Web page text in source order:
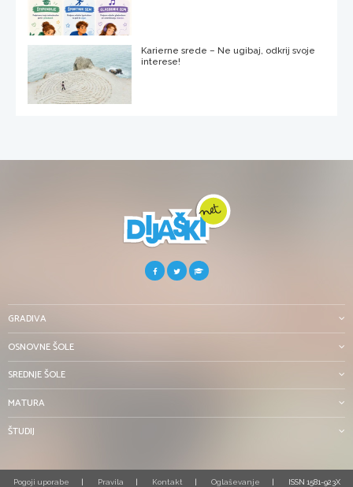
Karierne srede – Ne ugibaj, odkrij svoje
interese!
GRADIVA
OSNOVNE ŠOLE
SREDNJE ŠOLE
MATURA
ŠTUDIJ
Pogoji uporabe Pravila Kontakt Oglaševanje ISSN 1581-923X